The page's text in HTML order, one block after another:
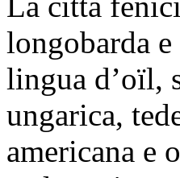
longobarda
lingua d’oïl,
ungarica,
americana e